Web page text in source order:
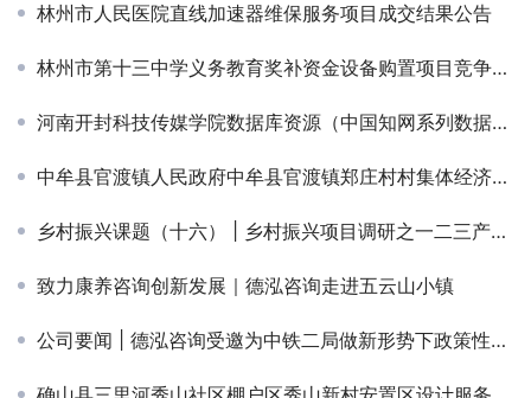
林州市人民医院直线加速器维保服务项目成交结果公告
林州市第十三中学义务教育奖补资金设备购置项目竞争性磋商公告￼
河南开封科技传媒学院数据库资源（中国知网系列数据库）采购项目成交公告
中牟县官渡镇人民政府中牟县官渡镇郑庄村村集体经济项目竞争性磋商公告
乡村振兴课题（十六） | 乡村振兴项目调研之一二三产融合农旅系列
致力康养咨询创新发展｜德泓咨询走进五云山小镇
公司要闻 | 德泓咨询受邀为中铁二局做新形势下政策性资金谋划实操要点专题培训